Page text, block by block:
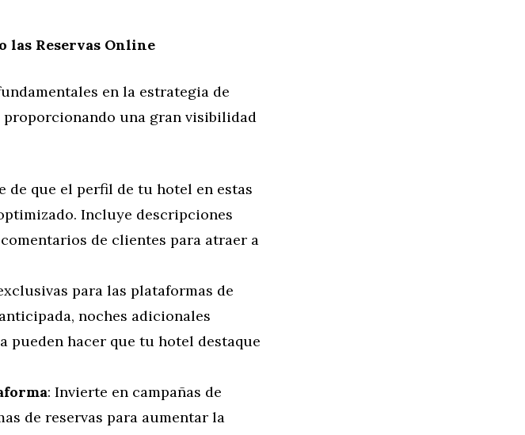
las Reservas Online
en la estrategia de
una gran visibilidad
de que el perfil de tu hotel en estas
Incluye descripciones
de clientes para atraer a
para las plataformas de
noches adicionales
pueden hacer que tu hotel destaque
: Invierte en campañas de
de reservas para aumentar la